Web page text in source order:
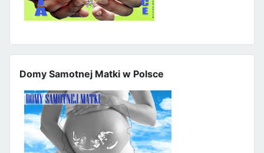
Domy Samotnej Matki w Polsce